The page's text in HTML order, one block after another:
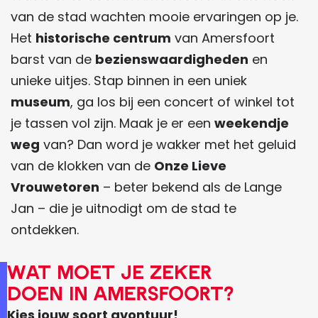
a
r
o
u
t
e
v
a
n
l
o
c
a
l
s
t
d
e
k
k
i
n
g
s
k
a
r
t
van de stad wachten mooie ervaringen op je.
Het historische centrum van Amersfoort
barst van de bezienswaardigheden en
unieke uitjes. Stap binnen in een uniek
museum, ga los bij een concert of winkel tot
je tassen vol zijn. Maak je er een weekendje
weg van? Dan word je wakker met het geluid
van de klokken van de Onze Lieve
Vrouwetoren – beter bekend als de Lange
Jan – die je uitnodigt om de stad te
ontdekken.
Wat moet je zeker
doen in Amersfoort?